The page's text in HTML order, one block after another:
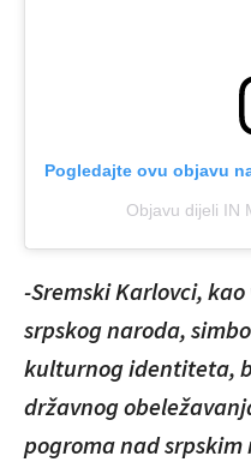
Pogledajte ovu objavu
Objavu dijeli IN
-Sremski Karlovci,
srpskog naroda,
kulturnog identiteta,
državnog
pogroma nad